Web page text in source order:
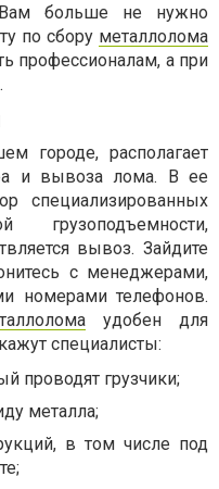
больше не нужно
по сбору металлолома
профессионалам, а при
городе, располагает
и вывоза лома. В ее
специализированных
вывоз. Зайдите
с менеджерами,
номерами телефонов.
удобен для
специалисты:
проводят грузчики;
металла;
в том числе под